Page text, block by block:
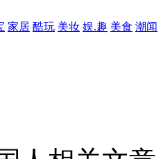
家居 酷玩 美妆 娱.趣 美食 潮闻